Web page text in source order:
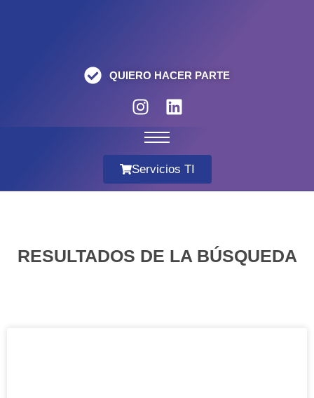
QUIERO HACER PARTE
Servicios TI
RESULTADOS DE LA BÚSQUEDA